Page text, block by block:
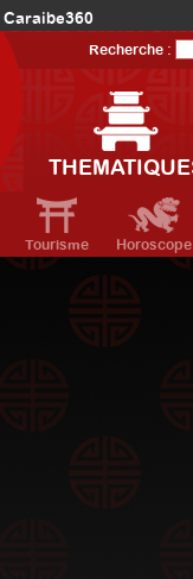
Caraibe360
AmériqueDuNord360
Recherche :
Tourisme Horoscope